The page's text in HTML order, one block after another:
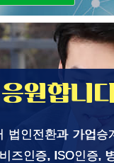
원합니
법인전환과 가업승
즈인증, ISO인증,